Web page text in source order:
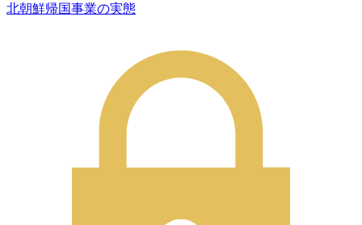
北朝鮮帰国事業の実態